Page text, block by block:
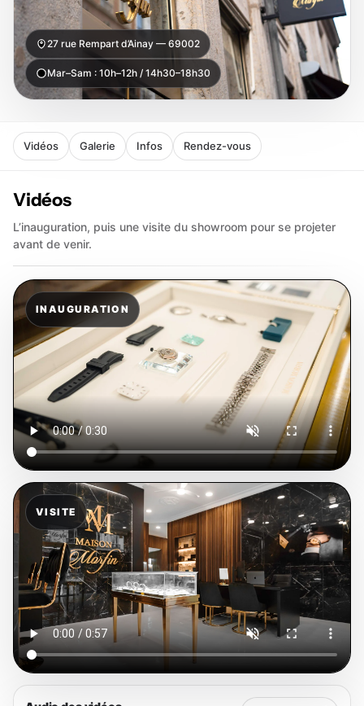
27 rue Rempart d’Ainay — 69002
Mar–Sam : 10h–12h / 14h30–18h30
Vidéos Galerie Infos Rendez-vous
Vidéos
L’inauguration, puis une visite du showroom pour se projeter
avant de venir.
INAUGURATION
VISITE